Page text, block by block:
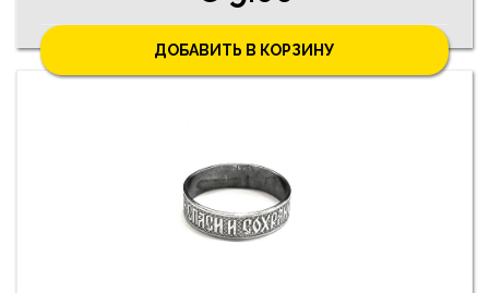
ДОБАВИТЬ В КОРЗИНУ